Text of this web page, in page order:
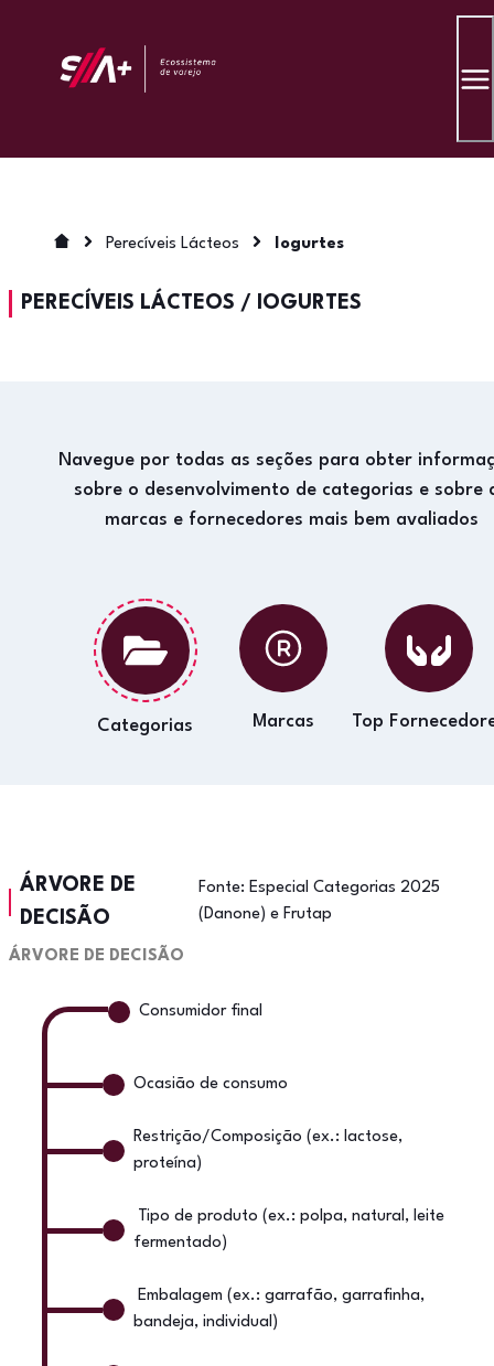
Perecíveis Lácteos Iogurtes
PERECÍVEIS LÁCTEOS / IOGURTES
Navegue por todas as seções para obter
sobre o desenvolvimento de categorias e sobre
marcas e fornecedores mais bem avaliados
Categorias Marcas Top
ÁRVORE DE
DECISÃO
Fonte:Especial Categorias 2025
(Danone) e Frutap
ÁRVORE DE DECISÃO
Consumidor final
Ocasião de consumo
Restrição/Composição (ex.: lactose,
proteína)
Tipo de produto (ex.: polpa, natural, leite
fermentado)
Embalagem (ex.: garrafão, garrafinha,
bandeja, individual)